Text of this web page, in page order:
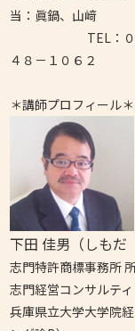
当：眞鍋、山﨑
TEL：０６－６
４８－１０６２
＊講師プロフィール＊
下田 佳男（しもだ
志門特許商標事務所
志門経営コンサルテ
兵庫県立大学大学院